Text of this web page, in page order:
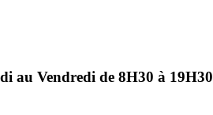
au Vendredi de 8H30 à 19H30